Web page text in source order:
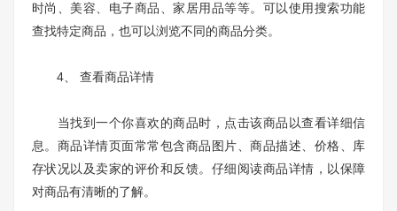
时尚、美容、电子商品、家居用品等等。可以使用搜索功能
查找特定商品，也可以浏览不同的商品分类。
4、 查看商品详情
当找到一个你喜欢的商品时，点击该商品以查看详细信
息。商品详情页面常常包含商品图片、商品描述、价格、库
存状况以及卖家的评价和反馈。仔细阅读商品详情，以保障
对商品有清晰的了解。